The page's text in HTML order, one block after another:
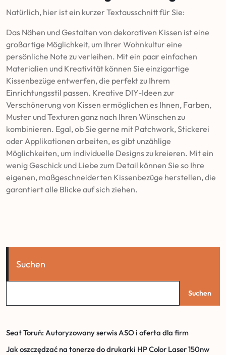
Natürlich, hier ist ein kurzer Textausschnitt für Sie:
Das Nähen und Gestalten von dekorativen Kissen ist eine
großartige Möglichkeit, um Ihrer Wohnkultur eine
persönliche Note zu verleihen. Mit ein paar einfachen
Materialien und Kreativität können Sie einzigartige
Kissenbezüge entwerfen, die perfekt zu Ihrem
Einrichtungsstil passen. Kreative DIY-Ideen zur
Verschönerung von Kissen ermöglichen es Ihnen, Farben,
Muster und Texturen ganz nach Ihren Wünschen zu
kombinieren. Egal, ob Sie gerne mit Patchwork, Stickerei
oder Applikationen arbeiten, es gibt unzählige
Möglichkeiten, um individuelle Designs zu kreieren. Mit ein
wenig Geschick und Liebe zum Detail können Sie so Ihre
eigenen, maßgeschneiderten Kissenbezüge herstellen, die
garantiert alle Blicke auf sich ziehen.
Suchen
Suchen
Seat Toruń: Autoryzowany serwis ASO i oferta dla firm
Jak oszczędzać na tonerze do drukarki HP Color Laser 150nw